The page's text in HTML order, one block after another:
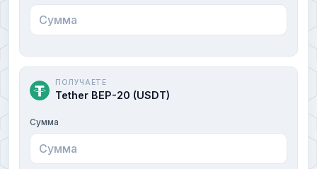
ПОЛУЧАЕТЕ
Tether BEP-20 (USDT)
Сумма